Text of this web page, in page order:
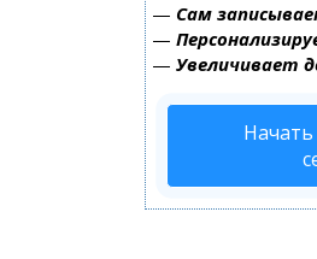
— Сам
—
— Увеличивает
Начать